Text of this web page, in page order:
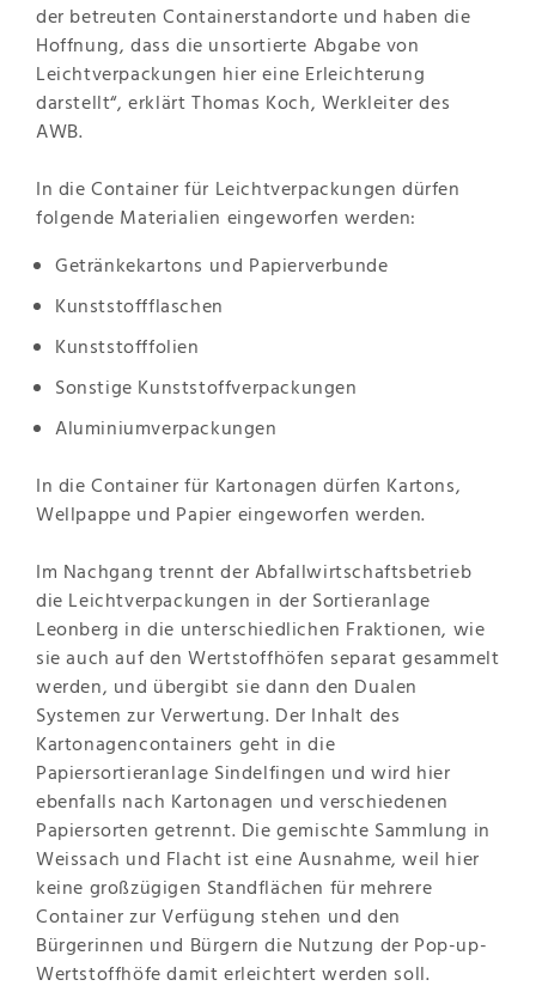
der betreuten Containerstandorte und haben die
Hoffnung, dass die unsortierte Abgabe von
Leichtverpackungen hier eine Erleichterung
darstellt“, erklärt Thomas Koch, Werkleiter des
AWB.
In die Container für Leichtverpackungen dürfen
folgende Materialien eingeworfen werden:
Getränkekartons und Papierverbunde
Kunststoffflaschen
Kunststofffolien
Sonstige Kunststoffverpackungen
Aluminiumverpackungen
In die Container für Kartonagen dürfen Kartons,
Wellpappe und Papier eingeworfen werden.
Im Nachgang trennt der Abfallwirtschaftsbetrieb
die Leichtverpackungen in der Sortieranlage
Leonberg in die unterschiedlichen Fraktionen, wie
sie auch auf den Wertstoffhöfen separat gesammelt
werden, und übergibt sie dann den Dualen
Systemen zur Verwertung. Der Inhalt des
Kartonagencontainers geht in die
Papiersortieranlage Sindelfingen und wird hier
ebenfalls nach Kartonagen und verschiedenen
Papiersorten getrennt. Die gemischte Sammlung in
Weissach und Flacht ist eine Ausnahme, weil hier
keine großzügigen Standflächen für mehrere
Container zur Verfügung stehen und den
Bürgerinnen und Bürgern die Nutzung der Pop-up-
Wertstoffhöfe damit erleichtert werden soll.